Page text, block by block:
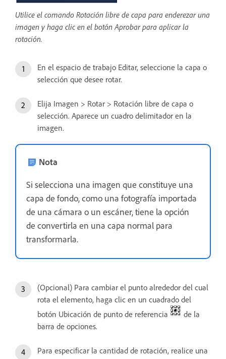
Utilice el comando Rotación libre de capa para enderezar una
imagen y haga clic en el botón Aprobar para aplicar la
rotación.
En el espacio de trabajo Editar, seleccione la capa o
selección que desee rotar.
Elija Imagen > Rotar > Rotación libre de capa o
selección. Aparece un cuadro delimitador en la
imagen.
Nota
Si selecciona una imagen que constituye una
capa de fondo, como una fotografía importada
de una cámara o un escáner, tiene la opción
de convertirla en una capa normal para
transformarla.
(Opcional) Para cambiar el punto alrededor del cual
rota el elemento, haga clic en un cuadrado del
botón Ubicación de punto de referencia
de la
barra de opciones.
Para especificar la cantidad de rotación, realice una